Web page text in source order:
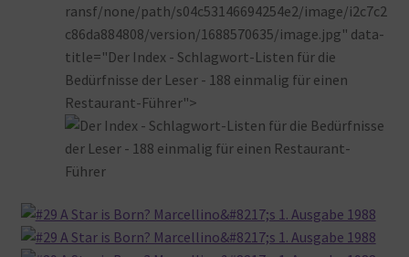
ransf/none/path/s04c53146694254e2/image/i2c7c2
c86da884808/version/1688570635/image.jpg" data-
title="Der Index - Schlagwort-Listen für die
Bedürfnisse der Leser - 188 einmalig für einen
Restaurant-Führer">